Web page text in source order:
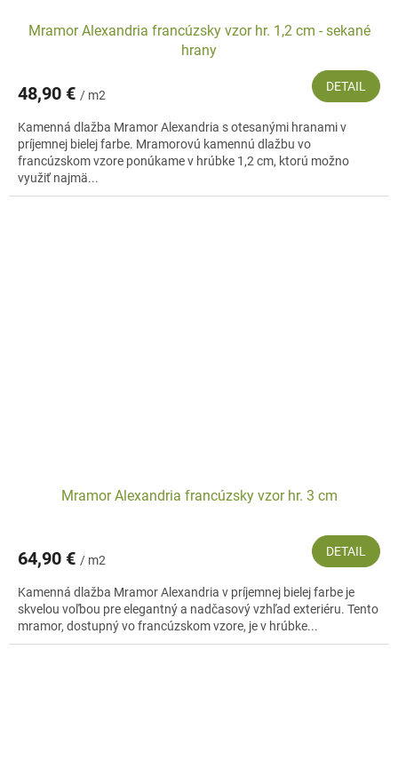
Mramor Alexandria francúzsky vzor hr. 1,2 cm - sekané
hrany
48,90 € / m2
DETAIL
Kamenná dlažba Mramor Alexandria s otesanými hranami v
príjemnej bielej farbe. Mramorovú kamennú dlažbu vo
francúzskom vzore ponúkame v hrúbke 1,2 cm, ktorú možno
využiť najmä...
Mramor Alexandria francúzsky vzor hr. 3 cm
64,90 € / m2
DETAIL
Kamenná dlažba Mramor Alexandria v príjemnej bielej farbe je
skvelou voľbou pre elegantný a nadčasový vzhľad exteriéru. Tento
mramor, dostupný vo francúzskom vzore, je v hrúbke...